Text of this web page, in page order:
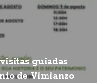
guiadas
de Vimianzo